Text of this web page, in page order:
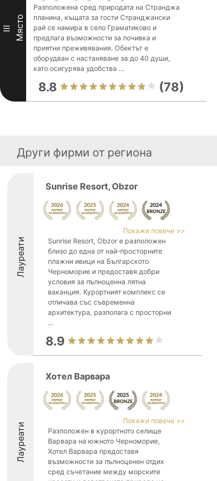
III Място
Разположена сред природата на Странджа
планина, къщата за гости Странджански
рай се намира в село Граматиково и
предлага възможности за почивка и
приятни преживявания. Обектът е
оборудван с настаняване за до 40 души,
като осигурява удобства ...
8.8 (78)
Други фирми от региона
Лауреати
Sunrise Resort, Obzor
Покажи повече >>
Sunrise Resort, Obzor е разположен
близо до една от най-просторните
плажни ивици на Българското
Черноморие и предоставя добри
условия за пълноценна лятна
ваканция. Курортният комплекс се
отличава със съвременна
архитектура, разполага с просторни
...
8.9
Лауреати
Хотел Варвара
Покажи повече >>
Разположен в курортното селище
Варвара на южното Черноморие,
Хотел Варвара предоставя
възможности за пълноценен отдих
сред съчетание между морските